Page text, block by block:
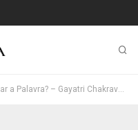
– Gayatri Chakravorty Spivak